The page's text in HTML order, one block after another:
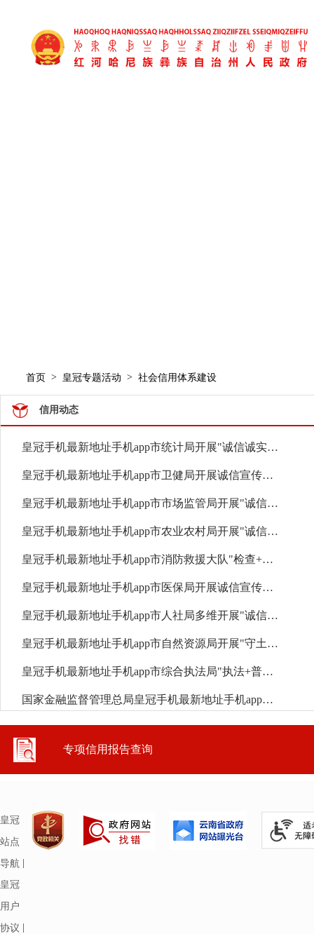
无障碍浏览 长者模式
首页 > 皇冠专题活动 > 社会信用体系建设
信用动态
皇冠手机最新地址手机app市统计局开展"诚信诚实守初心·依法统计担使命"主题宣传...
皇冠手机最新地址手机app市卫健局开展诚信宣传活动
皇冠手机最新地址手机app市市场监管局开展"诚信经营·放心消费"主题宣传月活动
皇冠手机最新地址手机app市农业农村局开展"诚信赋能三农"主题宣传进农村活动
皇冠手机最新地址手机app市消防救援大队"检查+宣传"同步推进诚信宣传进场所
皇冠手机最新地址手机app市医保局开展诚信宣传筑牢医保基金安全防线
皇冠手机最新地址手机app市人社局多维开展"诚信人社·惠民利民"系列宣传活动
皇冠手机最新地址手机app市自然资源局开展"守土有信·登记为民"主题诚信宣传活动
皇冠手机最新地址手机app市综合执法局"执法+普法"模式开展诚信宣传进街区活动
国家金融监督管理总局皇冠手机最新地址手机app监管支局深入蓝莓产业园开展"守信...
专项信用报告查询
皇冠
站点
导航 |
皇冠
用户
协议